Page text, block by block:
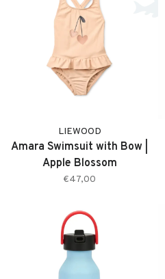
LIEWOOD
Amara Swimsuit with Bow |
Apple Blossom
€47,00